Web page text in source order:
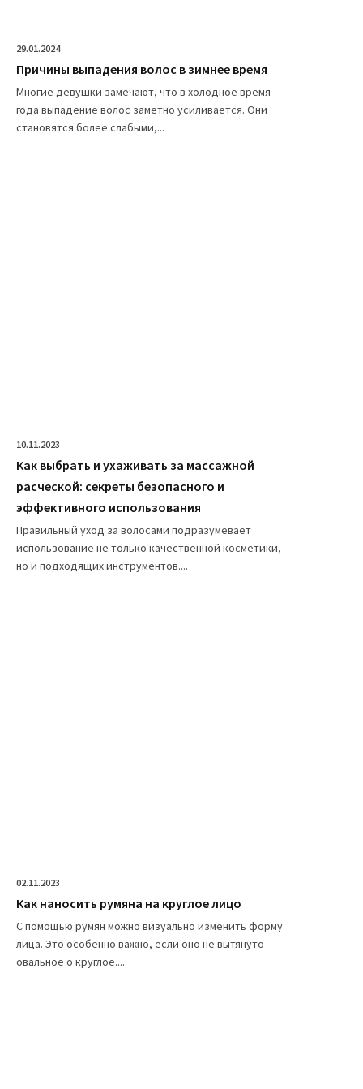
29.01.2024
Причины выпадения волос в зимнее время
Многие девушки замечают, что в холодное время
года выпадение волос заметно усиливается. Они
становятся более слабыми,...
10.11.2023
Как выбрать и ухаживать за массажной
расческой: секреты безопасного и
эффективного использования
Правильный уход за волосами подразумевает
использование не только качественной косметики,
но и подходящих инструментов....
02.11.2023
Как наносить румяна на круглое лицо
С помощью румян можно визуально изменить форму
лица. Это особенно важно, если оно не вытянуто-
овальное о круглое....